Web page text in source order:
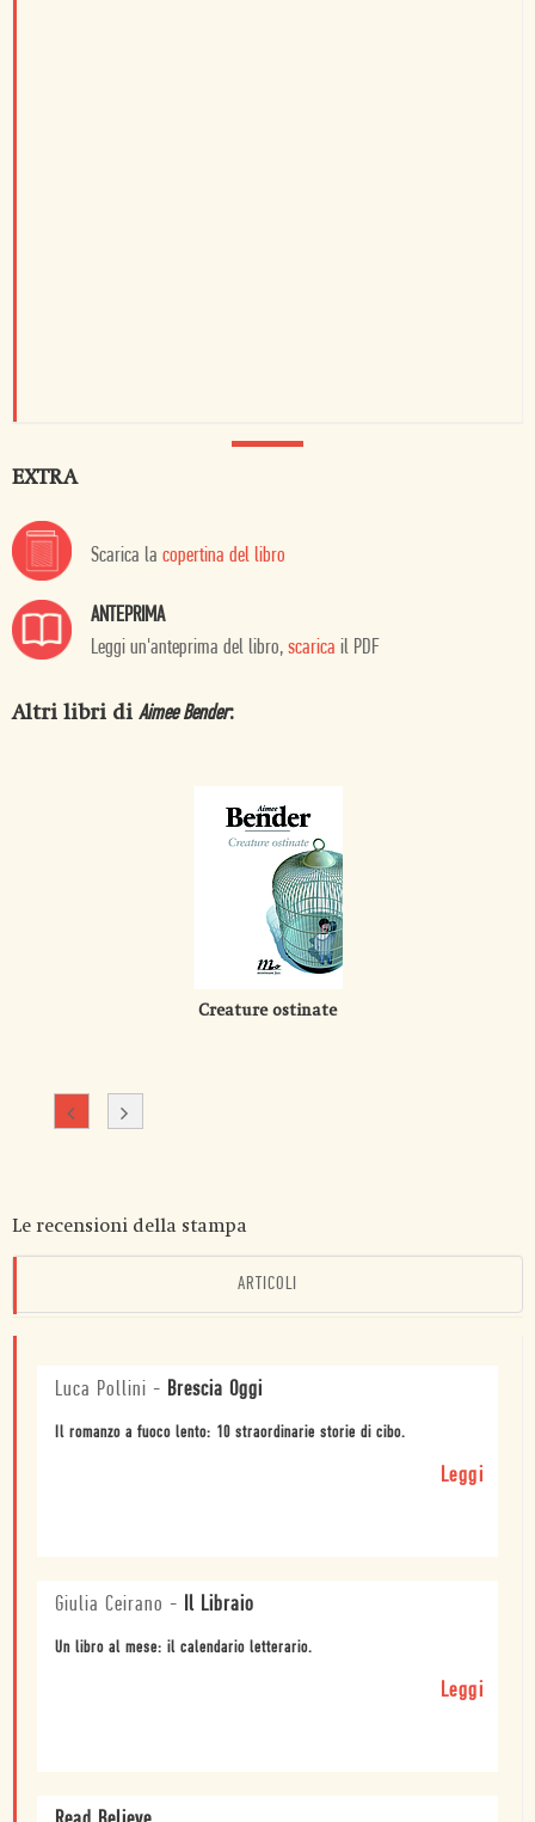
EXTRA
Scarica la copertina del libro
ANTEPRIMA
Leggi un'anteprima del libro, scarica il PDF
Altri libri di Aimee Bender:
Creature ostinate
Le recensioni della stampa
ARTICOLI
Luca Pollini - Brescia Oggi
Il romanzo a fuoco lento: 10 straordinarie storie di cibo.
Leggi
Giulia Ceirano - Il Libraio
Un libro al mese: il calendario letterario.
Leggi